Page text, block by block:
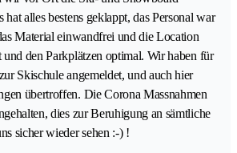
alles bestens geklappt, das Personal war
Material einwandfrei und die Location
den Parkplätzen optimal. Wir haben für
Skischule angemeldet, und auch hier
übertroffen. Die Corona Massnahmen
dies zur Beruhigung an sämtliche
sicher wieder sehen :-) !